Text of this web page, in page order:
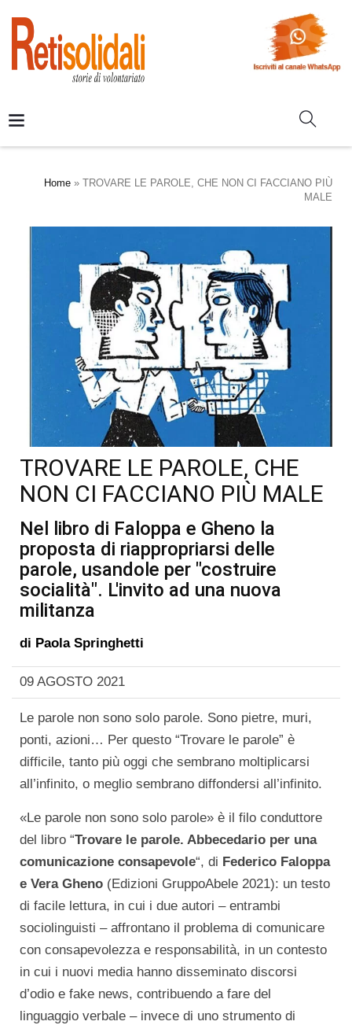
Home » TROVARE LE PAROLE, CHE NON CI FACCIANO PIÙ
MALE
TROVARE LE PAROLE, CHE
NON CI FACCIANO PIÙ MALE
Nel libro di Faloppa e Gheno la
proposta di riappropriarsi delle
parole, usandole per "costruire
socialità". L'invito ad una nuova
militanza
di Paola Springhetti
09 AGOSTO 2021
Le parole non sono solo parole. Sono pietre, muri,
ponti, azioni… Per questo “Trovare le parole” è
difficile, tanto più oggi che sembrano moltiplicarsi
all’infinito, o meglio sembrano diffondersi all’infinito.
«Le parole non sono solo parole» è il filo conduttore
del libro “Trovare le parole. Abbecedario per una
comunicazione consapevole“, di Federico Faloppa
e Vera Gheno (Edizioni GruppoAbele 2021): un testo
di facile lettura, in cui i due autori – entrambi
sociolinguisti – affrontano il problema di comunicare
con consapevolezza e responsabilità, in un contesto
in cui i nuovi media hanno disseminato discorsi
d’odio e fake news, contribuendo a fare del
linguaggio verbale – invece di uno strumento di